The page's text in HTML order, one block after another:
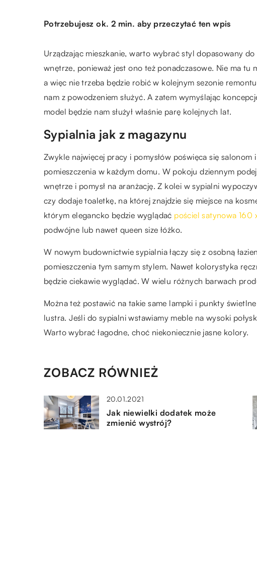
Potrzebujesz ok. 2 min. aby przeczytać ten wpis
Urządzając mieszkanie, warto wybrać styl dopasowany
wnętrze, ponieważ jest ono też ponadczasowe. Nie ma
a więc nie trzeba będzie robić w kolejnym sezonie
nam z powodzeniem służyć. A zatem wymyślając
model będzie nam służył właśnie parę kolejnych lat.
Sypialnia jak z magazynu
Zwykle najwięcej pracy i pomysłów poświęca się
pomieszczenia w każdym domu. W pokoju dziennym
wnętrze i pomysł na aranżację. Z kolei w sypialni
czy dodaje toaletkę, na której znajdzie się miejsce na
którym elegancko będzie wyglądać pościel satynowa 160
podwójne lub nawet queen size łóżko.
W nowym budownictwie sypialnia łączy się z osobną
pomieszczenia tym samym stylem. Nawet kolorystyka
będzie ciekawie wyglądać. W wielu różnych barwach
Można też postawić na takie same lampki i punkty
lustra. Jeśli do sypialni wstawiamy meble na wysoki
Warto wybrać łagodne, choć niekoniecznie jasne kolory.
ZOBACZ RÓWNIEŻ
20.01.2021
Jak niewielki dodatek może
zmienić wystrój?